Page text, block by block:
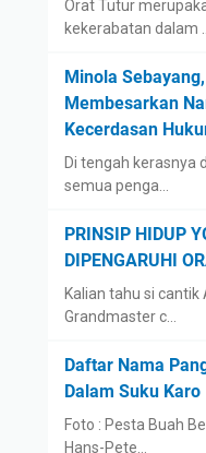
Orat Tutur
kekerabatan dalam …
Minola
Membesarkan
Kecerdasan
Di tengah kerasnya
semua penga…
PRINSIP HIDUP
DIPENGARUHI
Kalian tahu si
Grandmaster c…
Daftar Nama
Dalam Suku Karo
Foto : Pesta Buah
Hans-Pete…